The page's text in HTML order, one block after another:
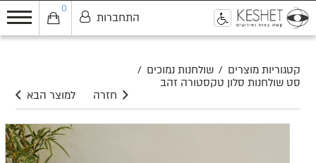
0
התחברות
קטגוריות מוצרים / שולחנות נמוכים /
סט שולחנות סלון טקסטורה זהב
למוצר הבא
חזרה